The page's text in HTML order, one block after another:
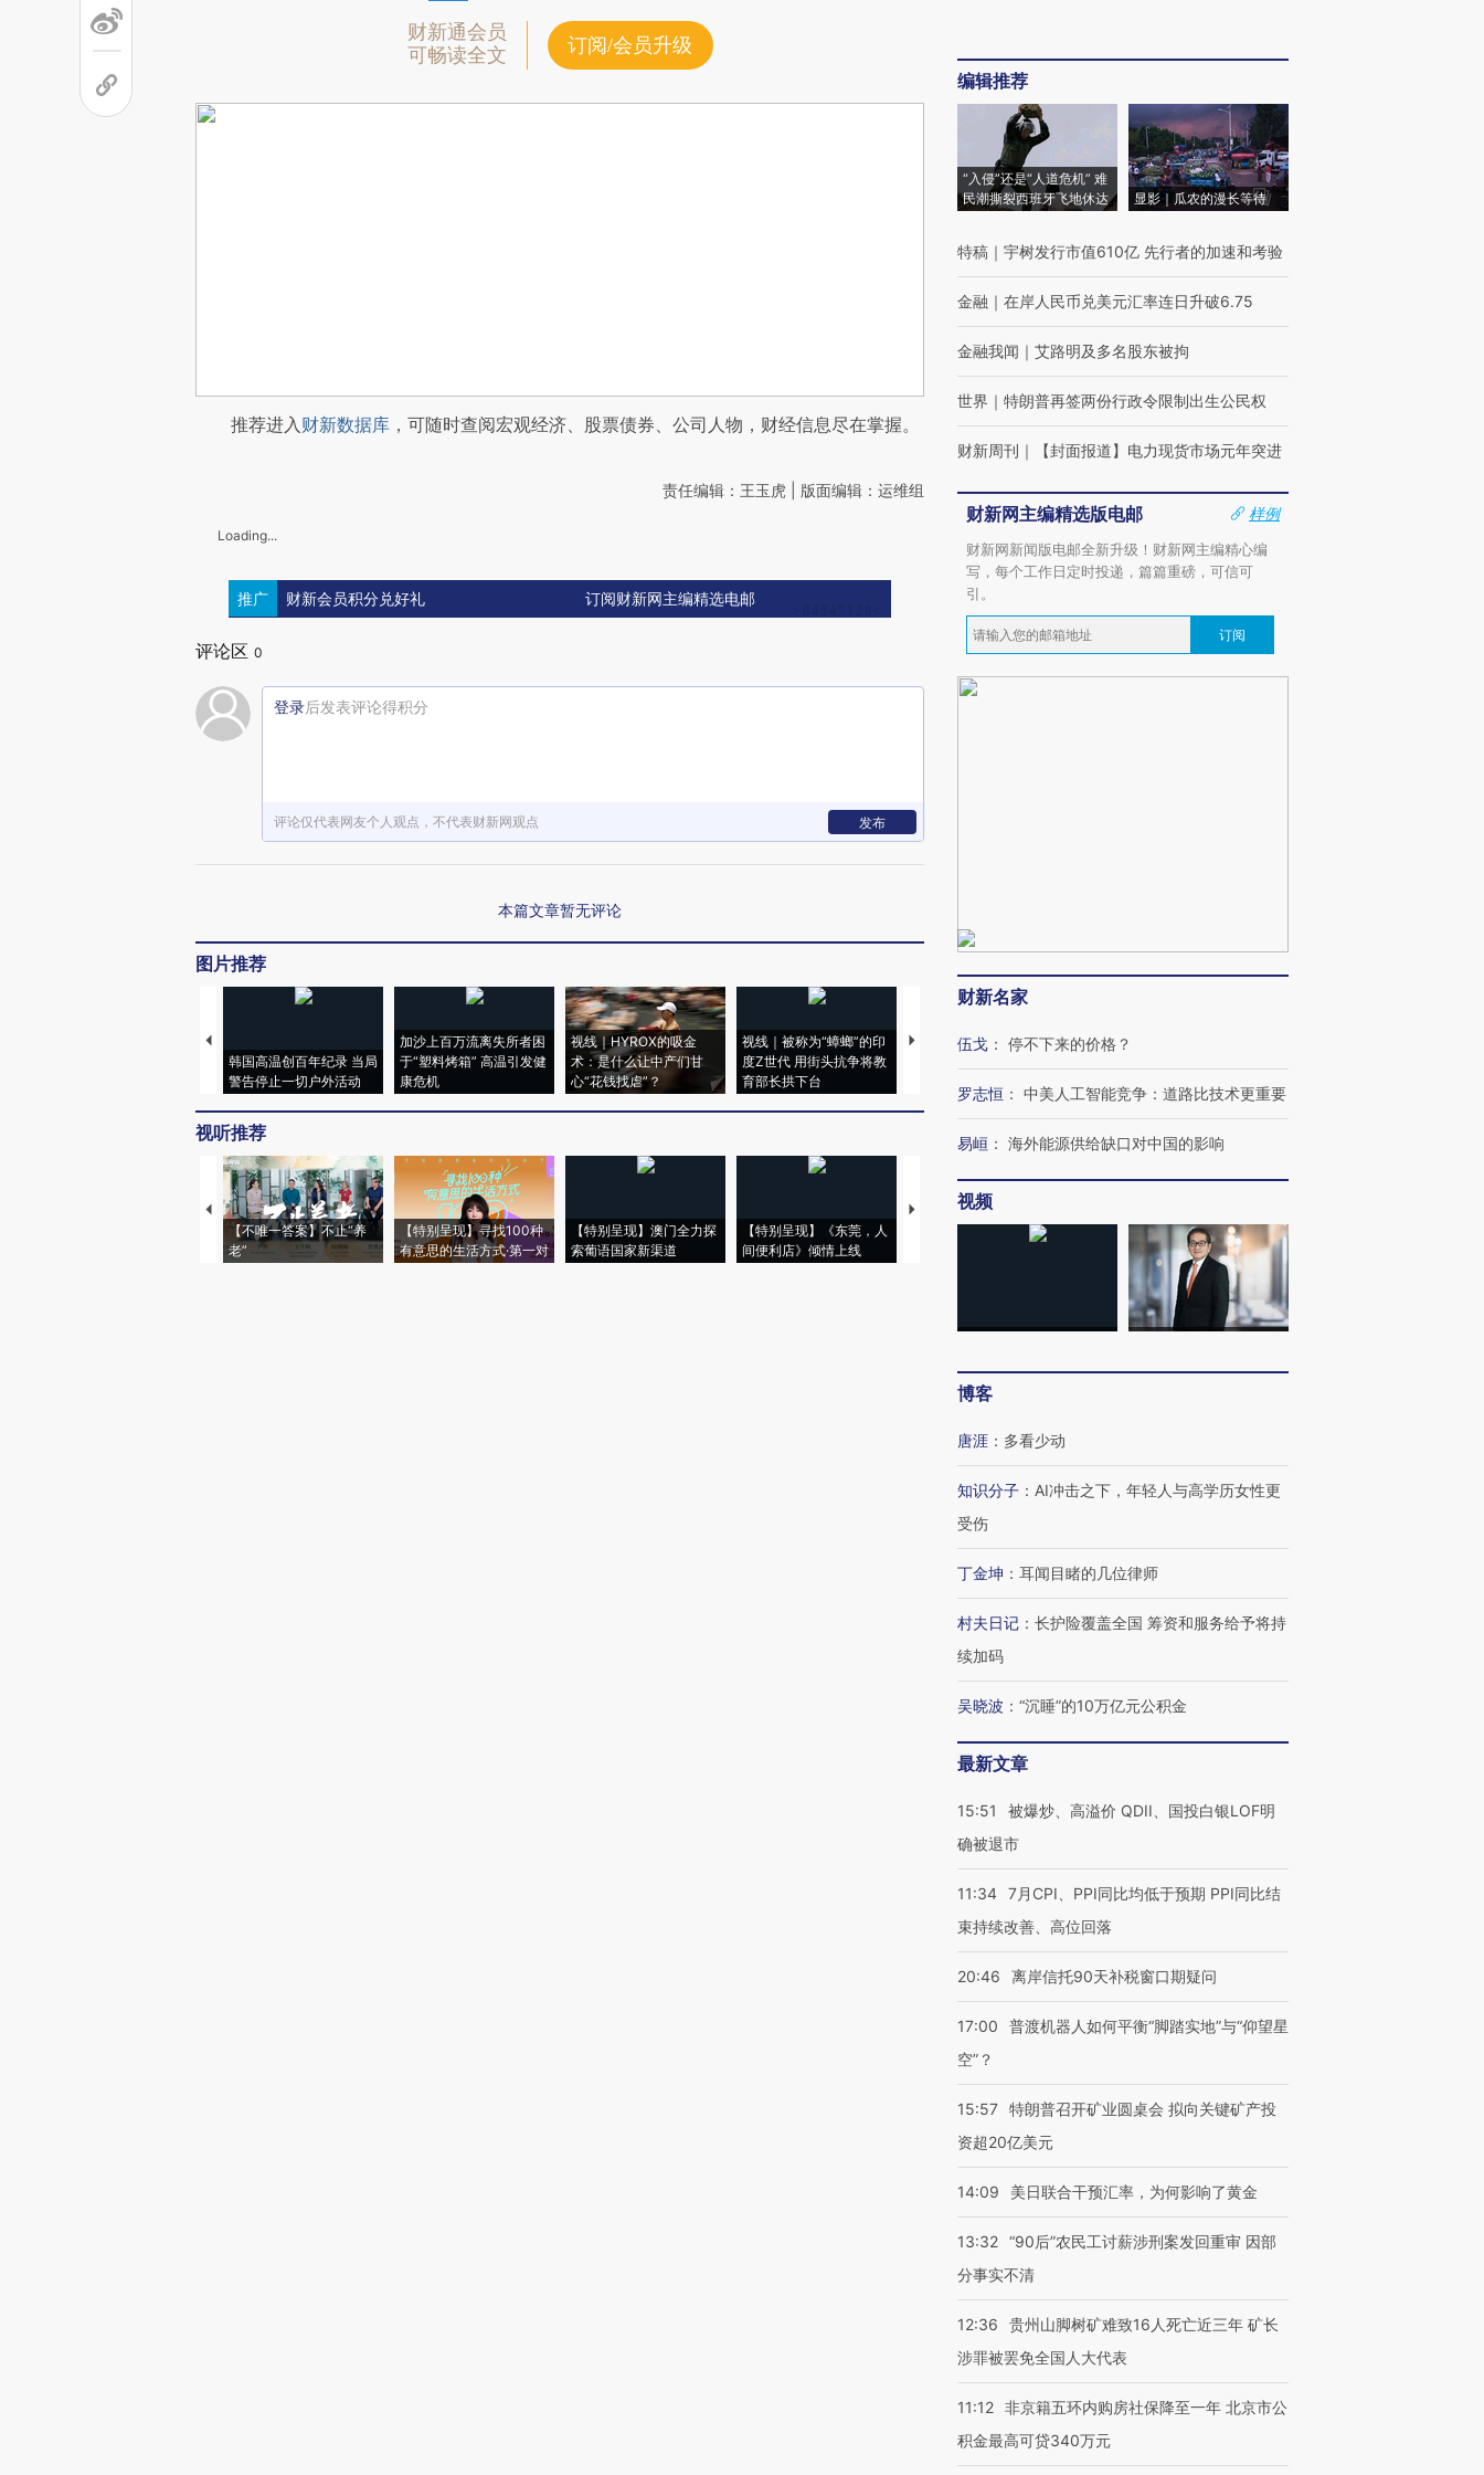
财新通会员
可畅读全文
订阅/会员升级
推荐进入财新数据库 ，可随时查阅宏观经济、股票债券、公司人物，财经信息尽在掌握。
责任编辑：王玉虎 | 版面编辑：运维组
Loading...
推广 财新会员积分兑好礼 订阅财新网主编精选电邮
评论区 0
登录后发表评论得积分
评论仅代表网友个人观点，不代表财新网观点 发布
本篇文章暂无评论
图片推荐
韩国高温创百年纪录 当局
警告停止一切户外活动
加沙上百万流离失所者困
于“塑料烤箱” 高温引发健
康危机
视线｜HYROX的吸金
术：是什么让中产们甘
心“花钱找虐”？
视线｜被称为“蟑螂”的印
度Z世代 用街头抗争将教
育部长拱下台
视线｜“入侵”还是“人道危
湖北宜昌局部短时降雨
视听推荐
【不唯一答案】不止“养
老”
【特别呈现】寻找100种
有意思的生活方式·第一对
【特别呈现】澳门全力探
索葡语国家新渠道
【特别呈现】《东莞，人
间便利店》倾情上线
【推广】走进第四届链博
会，让数智科技“链”接产
【特别呈现】寻找100种
有意思的生活方式·第三对
CFO：不靠规模取胜，华
住三大增长引擎是什么？
编辑推荐
“入侵”还是“人道危机” 难
民潮撕裂西班牙飞地休达
显影｜瓜农的漫长等待
特稿 ｜ 宇树发行市值610亿 先行者的加速和考验
金融 ｜ 在岸人民币兑美元汇率连日升破6.75
金融我闻 ｜ 艾路明及多名股东被拘
世界 ｜ 特朗普再签两份行政令限制出生公民权
财新周刊 ｜ 【封面报道】电力现货市场元年突进
财新网主编精选版电邮
样例
财新网新闻版电邮全新升级！财新网主编精心编
写，每个工作日定时投递，篇篇重磅，可信可
引。
订阅
财新名家
伍戈 ： 停不下来的价格？
罗志恒 ： 中美人工智能竞争：道路比技术更重要
易峘 ： 海外能源供给缺口对中国的影响
视频
博客
唐涯 ： 多看少动
知识分子 ： AI冲击之下，年轻人与高学历女性更
受伤
丁金坤 ： 耳闻目睹的几位律师
村夫日记 ： 长护险覆盖全国 筹资和服务给予将持
续加码
吴晓波 ： “沉睡”的10万亿元公积金
最新文章
15:51
被爆炒、高溢价 QDII、国投白银LOF明
确被退市
11:34 7月CPI、PPI同比均低于预期 PPI同比结
束持续改善、高位回落
20:46 离岸信托90天补税窗口期疑问
17:00
普渡机器人如何平衡“脚踏实地”与“仰望星
空”？
15:57 特朗普召开矿业圆桌会 拟向关键矿产投
资超20亿美元
14:09 美日联合干预汇率，为何影响了黄金
13:32 “90后”农民工讨薪涉刑案发回重审 因部
分事实不清
12:36
贵州山脚树矿难致16人死亡近三年 矿长
涉罪被罢免全国人大代表
11:12 非京籍五环内购房社保降至一年 北京市公
积金最高可贷340万元